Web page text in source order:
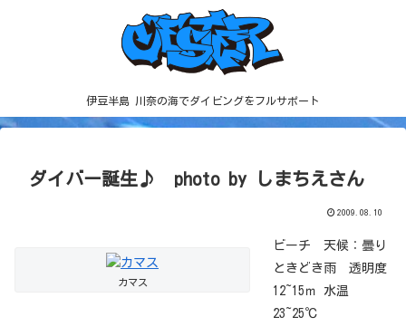
伊豆半島 川奈の海でダイビングをフルサポート
ダイバー誕生♪ photo by しまちえさん
2009.08.10
カマス
ビーチ 天候：曇り
ときどき雨 透明度
12~15ｍ 水温
23~25℃